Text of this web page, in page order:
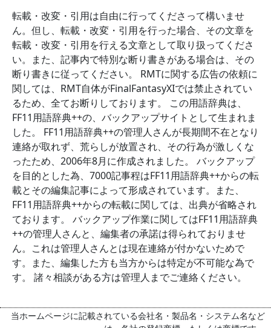
転載・改変・引用は自由に行ってくださって構いませ
ん。但し、転載・改変・引用を行った場合、その文章を
転載・改変・引用を行える文章として取り扱ってくださ
い。また、記事内で特別な断り書きがある場合は、その
断り書きに従ってください。 RMTに関する広告の依頼に
関しては、RMT自体がFinalFantasyXIでは禁止されてい
るため、全てお断りしております。 この用語辞典は、
FF11用語辞典++の、バックアップサイトとして生まれま
した。 FF11用語辞典++の管理人さんが長期間不在となり
連絡が取れず、荒らしが放置され、その行為が激しくな
ったため、2006年8月に作成されました。 バックアップ
を目的とした為、7000記事程はFF11用語辞典++からの転
載とその編集記事によって形成されています。また、
FF11用語辞典++からの転載に関しては、出典が省略され
ております。 バックアップ作業に関してはFF11用語辞典
++の管理人さんと、編集者の承諾は得られておりませ
ん。これは管理人さんとは現在連絡が付かないためで
す。また、編集した方も当方からは特定が不可能な為で
す。 諸々相談がある方は管理人までご連絡ください。
当ホームページに記載されている会社名・製品名・システム名など